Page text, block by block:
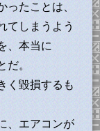
たことは、
てしまうよう
、本当に
だ。
く毀損するも
、エアコンが